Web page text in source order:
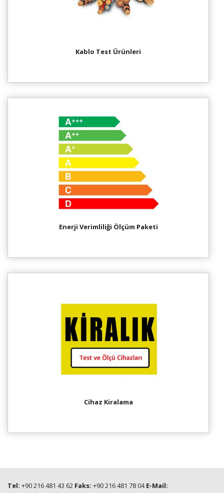
Kablo Test Ürünleri
Enerji Verimliliği Ölçüm Paketi
Cihaz Kiralama
Tel: +90 216 481 43 62 Faks: +90 216 481 78 04E-Mail: